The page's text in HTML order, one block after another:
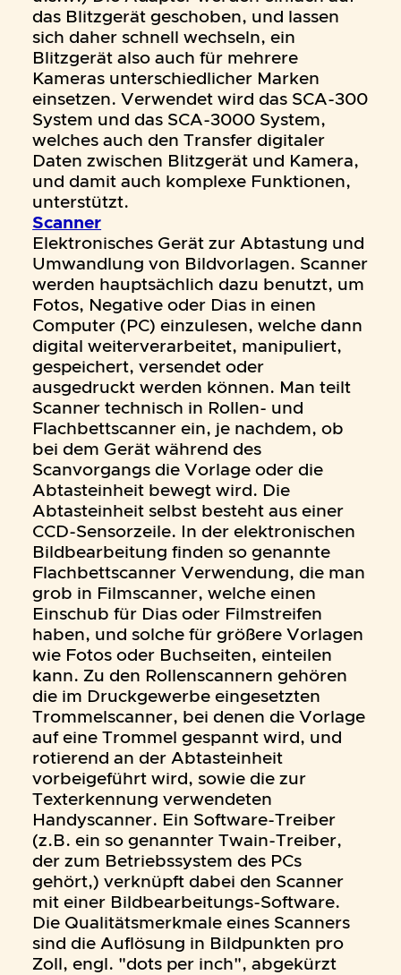
das Blitzgerät geschoben, und lassen
sich daher schnell wechseln, ein
Blitzgerät also auch für mehrere
Kameras unterschiedlicher Marken
einsetzen. Verwendet wird das SCA-300
System und das SCA-3000 System,
welches auch den Transfer digitaler
Daten zwischen Blitzgerät und Kamera,
und damit auch komplexe Funktionen,
unterstützt.
Scanner
Elektronisches Gerät zur Abtastung und
Umwandlung von Bildvorlagen. Scanner
werden hauptsächlich dazu benutzt, um
Fotos, Negative oder Dias in einen
Computer (PC) einzulesen, welche dann
digital weiterverarbeitet, manipuliert,
gespeichert, versendet oder
ausgedruckt werden können. Man teilt
Scanner technisch in Rollen- und
Flachbettscanner ein, je nachdem, ob
bei dem Gerät während des
Scanvorgangs die Vorlage oder die
Abtasteinheit bewegt wird. Die
Abtasteinheit selbst besteht aus einer
CCD-Sensorzeile. In der elektronischen
Bildbearbeitung finden so genannte
Flachbettscanner Verwendung, die man
grob in Filmscanner, welche einen
Einschub für Dias oder Filmstreifen
haben, und solche für größere Vorlagen
wie Fotos oder Buchseiten, einteilen
kann. Zu den Rollenscannern gehören
die im Druckgewerbe eingesetzten
Trommelscanner, bei denen die Vorlage
auf eine Trommel gespannt wird, und
rotierend an der Abtasteinheit
vorbeigeführt wird, sowie die zur
Texterkennung verwendeten
Handyscanner. Ein Software-Treiber
(z.B. ein so genannter Twain-Treiber,
der zum Betriebssystem des PCs
gehört,) verknüpft dabei den Scanner
mit einer Bildbearbeitungs-Software.
Die Qualitätsmerkmale eines Scanners
sind die Auflösung in Bildpunkten pro
Zoll, engl. "dots per inch", abgekürzt